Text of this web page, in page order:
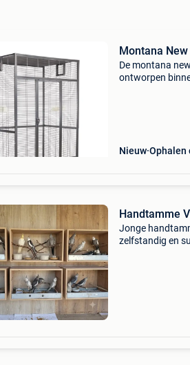
Montana
De montana
ontworpen
Nieuw Ophalen
Handtamme
Jonge
zelfstandig en